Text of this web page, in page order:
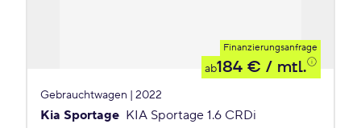
Finanzierungsanfrage
ab184 € / mtl.
Gebrauchtwagen | 2022
Kia Sportage KIA Sportage 1.6 CRDi